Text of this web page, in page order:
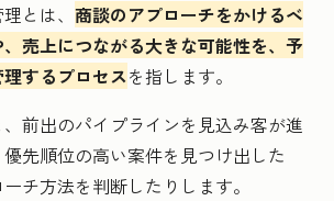
とは、 商談のアプローチをかけるベ
売上につながる大きな可能性を、予
するプロセスを指します。
前出のパイプラインを見込み客が進
先順位の高い案件を見つけ出した
チ方法を判断したりします。